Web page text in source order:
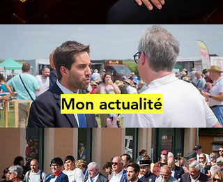
Mon actualité